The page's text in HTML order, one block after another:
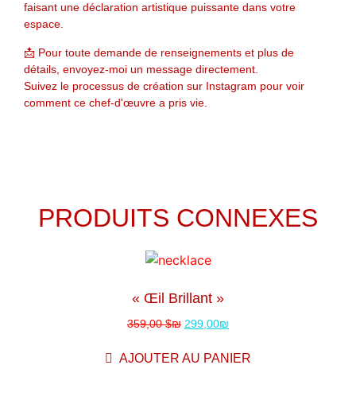
faisant une déclaration artistique puissante dans votre
espace.
📩 Pour toute demande de renseignements et plus de
détails, envoyez-moi un message directement.
Suivez le processus de création sur Instagram pour voir
comment ce chef-d'œuvre a pris vie.
PRODUITS CONNEXES
« Œil Brillant »
359,00 $₪ 299,00₪
AJOUTER AU PANIER